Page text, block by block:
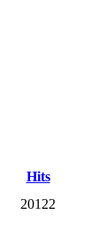
Hits
20122